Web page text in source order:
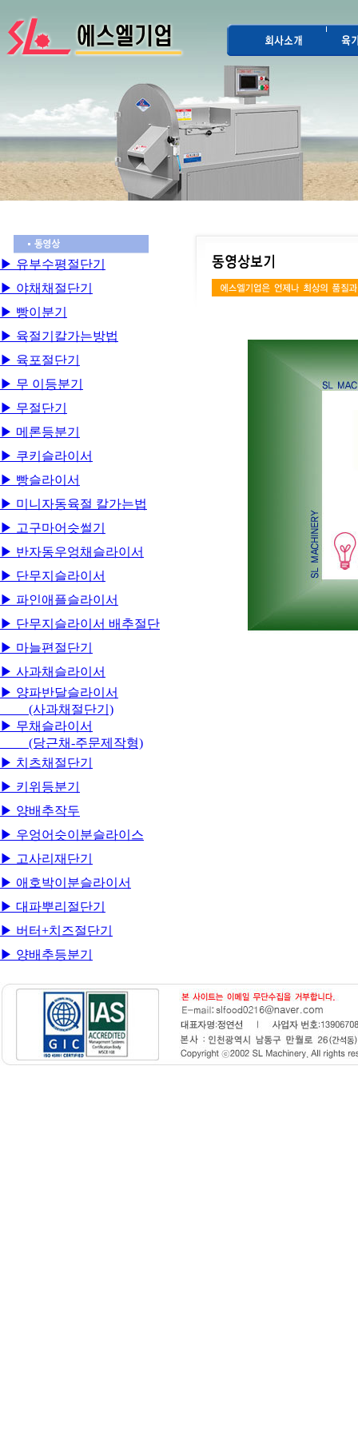
▶ 유부수평절단기
▶ 야채채절단기
▶ 빵이분기
▶ 육절기칼가는방법
▶ 육포절단기
▶ 무 이등분기
▶ 무절단기
▶ 메론등분기
▶ 쿠키슬라이서
▶ 빵슬라이서
▶ 미니자동육절 칼가는법
▶ 고구마어슷썰기
▶ 반자동우엉채슬라이서
▶ 단무지슬라이서
▶ 파인애플슬라이서
▶ 단무지슬라이서 배추절단
▶ 마늘편절단기
▶ 사과채슬라이서
▶ 양파반달슬라이서
(사과채절단기)
▶ 무채슬라이서
(당근채-주문제작형)
▶ 치츠채절단기
▶ 키위등분기
▶ 양배추작두
▶ 우엉어슷이분슬라이스
▶ 고사리재단기
▶ 애호박이분슬라이서
▶ 대파뿌리절단기
▶ 버터+치즈절단기
▶ 양배추등분기